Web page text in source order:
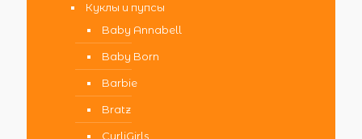
Куклы и пупсы
Baby Annabell
Baby Born
Barbie
Bratz
CurliGirls